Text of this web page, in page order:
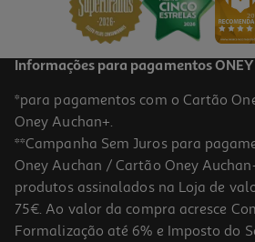
Informações para pagamentos ONEY
*para pagamentos com o Cartão
Oney Auchan+.
**Campanha Sem Juros para
Oney Auchan / Cartão Oney
produtos assinalados na Loja de
75€. Ao valor da compra acresce
Formalização até 6% e Imposto do